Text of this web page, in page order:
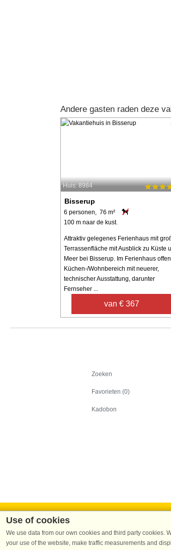
Andere gasten raden deze
Huis: 8984
Bisserup
6 personen, 76 m²
100 m naar de kust.
Attraktiv gelegenes Ferienhaus mit
Terrassenfläche mit Ausblick zu Küste
Meer bei Bisserup. Im Ferienhaus
Küchen-/Wohnbereich mit neuerer,
technischer Ausstattung, darunter
Fernseher ...
van € 367
Zoeken
Favorieten (0)
Kadobon
Use of cookies
We use data from our own cookies and third party cookies.
your use of the website, make traffic measurements and